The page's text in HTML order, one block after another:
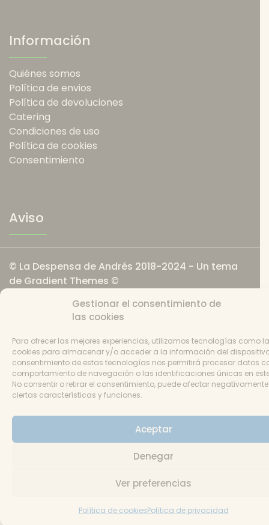
Gestionar el consentimiento de
las cookies
Para ofrecer las mejores experiencias, utilizamos tecnologías como
cookies para almacenar y/o acceder a la información del
consentimiento de estas tecnologías nos permitirá procesar datos
comportamiento de navegación o las identificaciones únicas en
No consentir o retirar el consentimiento, puede afectar
ciertas características y funciones.
Aceptar
Denegar
Ver preferencias
Política de cookiesPolítica de privacidad
Información
Quiénes somos
Política de envios
Política de devoluciones
Catering
Condiciones de uso
Política de cookies
Consentimiento
Aviso
© La Despensa de Andrés 2018-2024 - Un tema
de Gradient Themes ©